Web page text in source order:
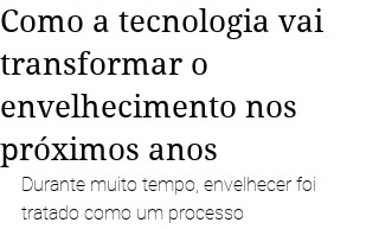
Como a tecnologia vai
transformar o
envelhecimento nos
próximos anos
Durante muito tempo, envelhecer foi
tratado como um processo